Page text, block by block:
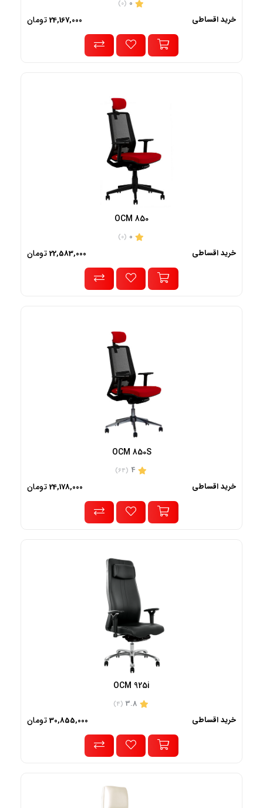
(0)
خرید اقساطی 24,167,000تومان
OCM 850
(0)
خرید اقساطی 22,583,000تومان
OCM 850S
(64)
خرید اقساطی 24,178,000تومان
OCM 925i
(4)
خرید اقساطی 30,855,000تومان